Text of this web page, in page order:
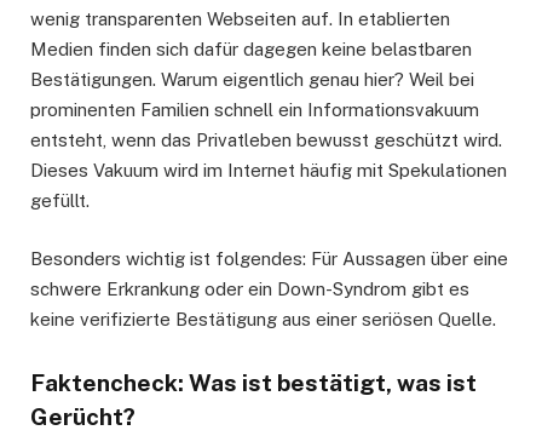
wenig transparenten Webseiten auf. In etablierten
Medien finden sich dafür dagegen keine belastbaren
Bestätigungen. Warum eigentlich genau hier? Weil bei
prominenten Familien schnell ein Informationsvakuum
entsteht, wenn das Privatleben bewusst geschützt wird.
Dieses Vakuum wird im Internet häufig mit Spekulationen
gefüllt.
Besonders wichtig ist folgendes: Für Aussagen über eine
schwere Erkrankung oder ein Down-Syndrom gibt es
keine verifizierte Bestätigung aus einer seriösen Quelle.
Faktencheck: Was ist bestätigt, was ist
Gerücht?